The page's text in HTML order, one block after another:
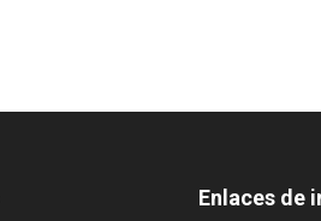
Enlaces de